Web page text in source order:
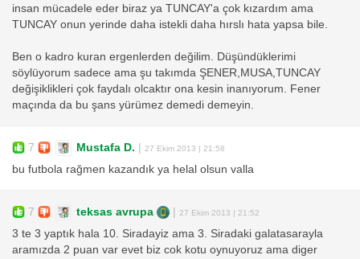
insan mücadele eder biraz ya TUNCAY'a çok kızardım ama
TUNCAY onun yerinde daha istekli daha hırslı hata yapsa bile.
Ben o kadro kuran ergenlerden değilim. Düşündüklerimi
söylüyorum sadece ama şu takımda ŞENER,MUSA,TUNCAY
değişiklikleri çok faydalı olcaktır ona kesin inanıyorum. Fener
maçında da bu şans yürümez demedi demeyin.
7 Mustafa D. | 27 Ekim 2013 | 21:58
bu futbola rağmen kazandık ya helal olsun valla
7 teksas avrupa | 27 Ekim 2013 | 21:52
3 te 3 yaptık hala 10. Siradayiz ama 3. Siradaki galatasarayla
aramızda 2 puan var evet biz cok kotu oynuyoruz ama diger